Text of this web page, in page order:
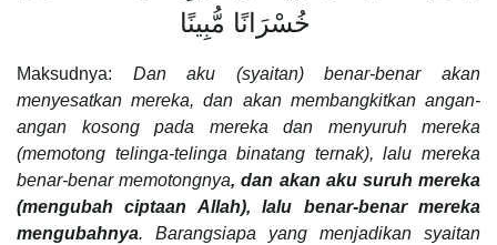
Maksudnya: Dan aku (syaitan) benar-benar akan
menyesatkan mereka, dan akan membangkitkan angan-
angan kosong pada mereka dan menyuruh mereka
(memotong telinga-telinga binatang ternak), lalu mereka
benar-benar memotongnya, dan akan aku suruh mereka
(mengubah ciptaan Allah), lalu benar-benar mereka
mengubahnya. Barangsiapa yang menjadikan syaitan